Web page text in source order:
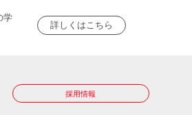
学
詳しくはこちら
採用情報